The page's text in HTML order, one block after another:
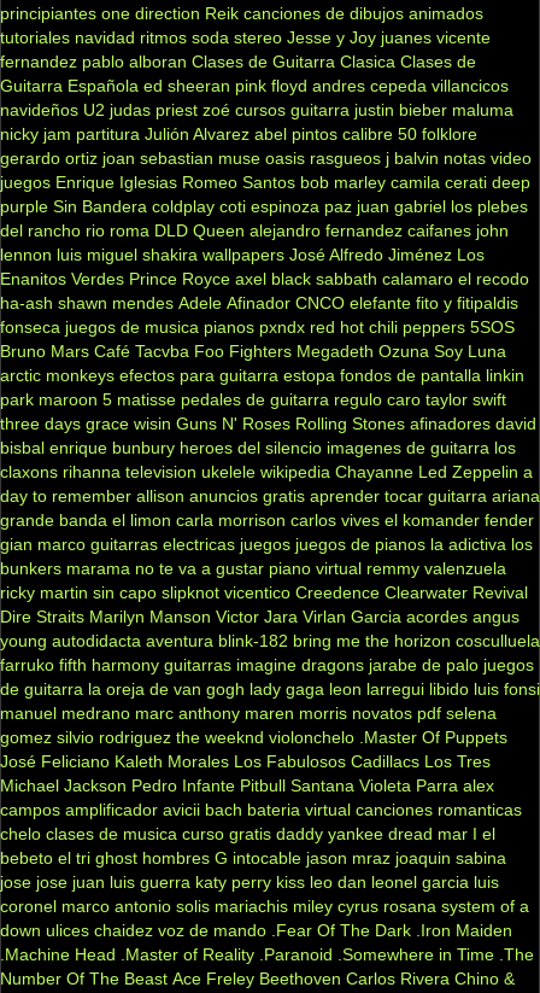
principiantes one direction Reik canciones de dibujos animados
tutoriales navidad ritmos soda stereo Jesse y Joy juanes vicente
fernandez pablo alboran Clases de Guitarra Clasica Clases de
Guitarra Española ed sheeran pink floyd andres cepeda villancicos
navideños U2 judas priest zoé cursos guitarra justin bieber maluma
nicky jam partitura Julión Alvarez abel pintos calibre 50 folklore
gerardo ortiz joan sebastian muse oasis rasgueos j balvin notas video
juegos Enrique Iglesias Romeo Santos bob marley camila cerati deep
purple Sin Bandera coldplay coti espinoza paz juan gabriel los plebes
del rancho rio roma DLD Queen alejandro fernandez caifanes john
lennon luis miguel shakira wallpapers José Alfredo Jiménez Los
Enanitos Verdes Prince Royce axel black sabbath calamaro el recodo
ha-ash shawn mendes Adele Afinador CNCO elefante fito y fitipaldis
fonseca juegos de musica pianos pxndx red hot chili peppers 5SOS
Bruno Mars Café Tacvba Foo Fighters Megadeth Ozuna Soy Luna
arctic monkeys efectos para guitarra estopa fondos de pantalla linkin
park maroon 5 matisse pedales de guitarra regulo caro taylor swift
three days grace wisin Guns N' Roses Rolling Stones afinadores david
bisbal enrique bunbury heroes del silencio imagenes de guitarra los
claxons rihanna television ukelele wikipedia Chayanne Led Zeppelin a
day to remember allison anuncios gratis aprender tocar guitarra ariana
grande banda el limon carla morrison carlos vives el komander fender
gian marco guitarras electricas juegos juegos de pianos la adictiva los
bunkers marama no te va a gustar piano virtual remmy valenzuela
ricky martin sin capo slipknot vicentico Creedence Clearwater Revival
Dire Straits Marilyn Manson Victor Jara Virlan Garcia acordes angus
young autodidacta aventura blink-182 bring me the horizon cosculluela
farruko fifth harmony guitarras imagine dragons jarabe de palo juegos
de guitarra la oreja de van gogh lady gaga leon larregui libido luis fonsi
manuel medrano marc anthony maren morris novatos pdf selena
gomez silvio rodriguez the weeknd violonchelo .Master Of Puppets
José Feliciano Kaleth Morales Los Fabulosos Cadillacs Los Tres
Michael Jackson Pedro Infante Pitbull Santana Violeta Parra alex
campos amplificador avicii bach bateria virtual canciones romanticas
chelo clases de musica curso gratis daddy yankee dread mar I el
bebeto el tri ghost hombres G intocable jason mraz joaquin sabina
jose jose juan luis guerra katy perry kiss leo dan leonel garcia luis
coronel marco antonio solis mariachis miley cyrus rosana system of a
down ulices chaidez voz de mando .Fear Of The Dark .Iron Maiden
.Machine Head
.Master of Reality .Paranoid .Somewhere in Time .The
Number Of The Beast Ace Freley Beethoven Carlos Rivera Chino &